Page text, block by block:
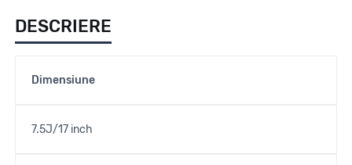
DESCRIERE
Dimensiune
7.5J/17 inch